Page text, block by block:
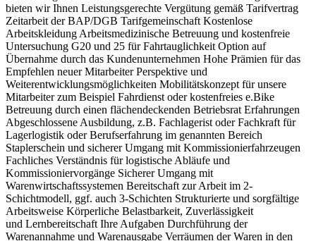
bieten wir Ihnen Leistungsgerechte Vergütung gemäß Tarifvertrag
Zeitarbeit der BAP/DGB Tarifgemeinschaft Kostenlose
Arbeitskleidung Arbeitsmedizinische Betreuung und kostenfreie
Untersuchung G20 und 25 für Fahrtauglichkeit Option auf
Übernahme durch das Kundenunternehmen Hohe Prämien für das
Empfehlen neuer Mitarbeiter Perspektive und
Weiterentwicklungsmöglichkeiten Mobilitätskonzept für unsere
Mitarbeiter zum Beispiel Fahrdienst oder kostenfreies e.Bike
Betreuung durch einen flächendeckenden Betriebsrat Erfahrungen
Abgeschlossene Ausbildung, z.B. Fachlagerist oder Fachkraft für
Lagerlogistik oder Berufserfahrung im genannten Bereich
Staplerschein und sicherer Umgang mit Kommissionierfahrzeugen
Fachliches Verständnis für logistische Abläufe und
Kommissioniervorgänge Sicherer Umgang mit
Warenwirtschaftssystemen Bereitschaft zur Arbeit im 2-
Schichtmodell, ggf. auch 3-Schichten Strukturierte und sorgfältige
Arbeitsweise Körperliche Belastbarkeit, Zuverlässigkeit
und Lernbereitschaft Ihre Aufgaben Durchführung der
Warenannahme und Warenausgabe Verräumen der Waren in den